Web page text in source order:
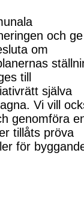
och ge
om
till
själva
Vi vill
genomföra
tillåts pröva
för